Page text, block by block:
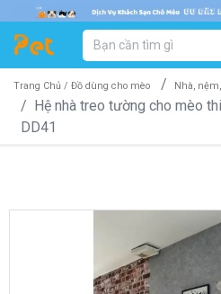
DANH MỤC
SẢN PHẨM DÀNH CHO MÈO
SẨN PHẨM THEO THƯƠNG
Trang Chủ / Đồ dùng cho mèo Nhà,
Hệ nhà treo tường cho mèo
DD41